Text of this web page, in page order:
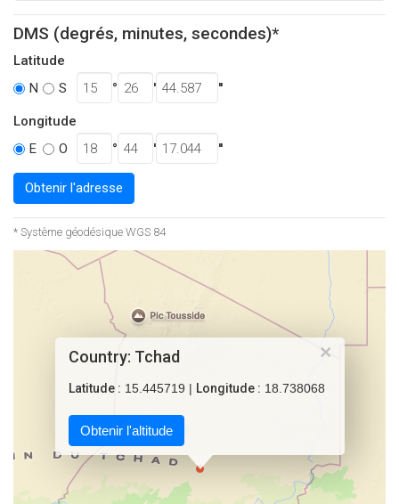
DMS (degrés, minutes, secondes)*
Latitude
N
S ° ' ''
Longitude
E
O ° ' ''
Obtenir l'adresse
* Système géodésique WGS 84
×
Country: Tchad
Latitude : 15.445719 | Longitude : 18.738068
Obtenir l'altitude